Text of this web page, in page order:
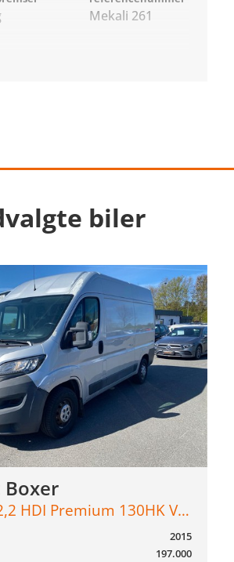
Mekali 261
biler
Boxer
335 L2H2 2,2 HDI Premium 130HK Van 6g
2015
197.000